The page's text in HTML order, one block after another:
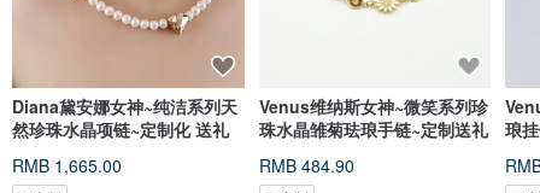
Diana黛安娜女神~纯洁系列天
然珍珠水晶项链~定制化 送礼
RMB 1,665.00
Venus维纳斯女神~微笑系列珍
珠水晶雏菊珐琅手链~定制送礼
RMB 484.90
琅